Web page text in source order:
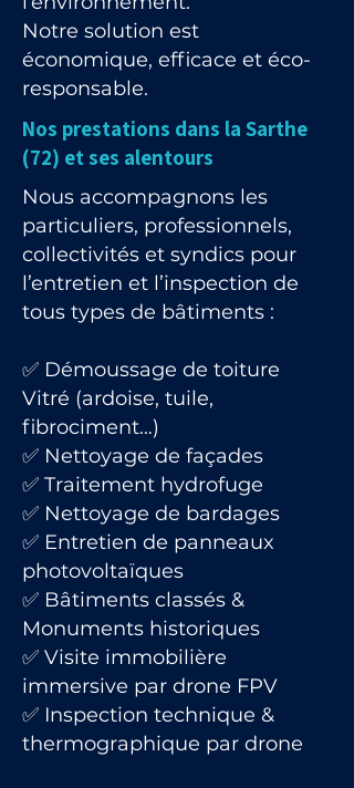
Notre solution est
économique, efficace et éco-
responsable.
Nos prestations dans la Sarthe
(72) et ses alentours
Nous accompagnons les
particuliers, professionnels,
collectivités et syndics pour
l’entretien et l’inspection de
tous types de bâtiments :
✅ Démoussage de toiture
Vitré (ardoise, tuile,
fibrociment…)
✅ Nettoyage de façades
✅ Traitement hydrofuge
✅ Nettoyage de bardages
✅ Entretien de panneaux
photovoltaïques
✅ Bâtiments classés &
Monuments historiques
✅ Visite immobilière
immersive par drone FPV
✅ Inspection technique &
thermographique par drone